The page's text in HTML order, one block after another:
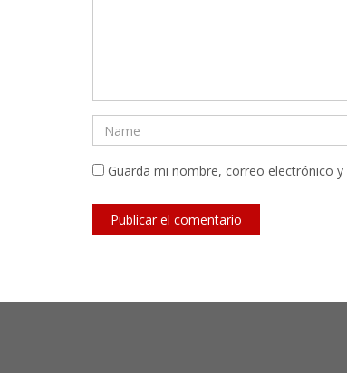
Guarda mi nombre, correo electrónico